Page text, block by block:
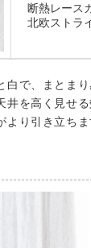
断熱レース
北欧ストラ
白で、まとま
井を高く見せ
り引き立ちま